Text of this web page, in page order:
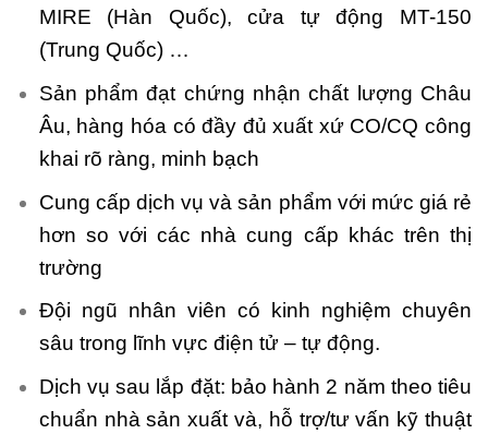
MIRE (Hàn Quốc), cửa tự động MT-150
(Trung Quốc) …
Sản phẩm đạt chứng nhận chất lượng Châu
Âu, hàng hóa có đầy đủ xuất xứ CO/CQ công
khai rõ ràng, minh bạch
Cung cấp dịch vụ và sản phẩm với mức giá rẻ
hơn so với các nhà cung cấp khác trên thị
trường
Đội ngũ nhân viên có kinh nghiệm chuyên
sâu trong lĩnh vực điện tử – tự động.
Dịch vụ sau lắp đặt: bảo hành 2 năm theo tiêu
chuẩn nhà sản xuất và, hỗ trợ/tư vấn kỹ thuật